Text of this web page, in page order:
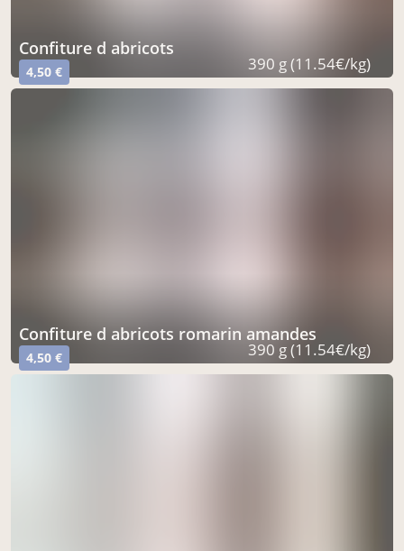
confiture d abricots
4,50 € 390 g (11.54€/kg)
confiture d abricots romarin amandes
4,50 € 390 g (11.54€/kg)